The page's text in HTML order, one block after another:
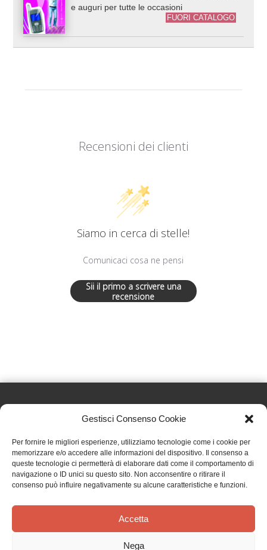
Gestisci Consenso Cookie
Per fornire le migliori esperienze, utilizziamo tecnologie come i cookie per
memorizzare e/o accedere alle informazioni del dispositivo. Il consenso a
queste tecnologie ci permetterà di elaborare dati come il comportamento di
navigazione o ID unici su questo sito. Non acconsentire o ritirare il
consenso può influire negativamente su alcune caratteristiche e funzioni.
Accetta
Nega
e auguri per tutte le occasioni
FUORI CATALOGO
Recensioni dei clienti
Siamo in cerca di stelle!
Comunicaci cosa ne pensi
Sii il primo a scrivere una
recensione
Effatà Editrice di Pellegrino Paolo SAS
C.F. e P.IVA 09655250018
Via Tre Denti, 1 - 10060 Cantalupa (TO)
Telefono: (+39) 0121 353452 - Fax: (+39) 0121 353839